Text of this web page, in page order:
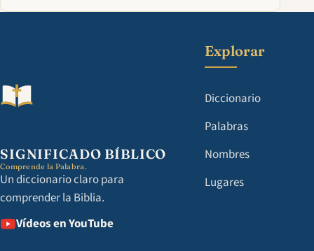
SIGNIFICADO BÍBLICO
Comprende la Palabra.
Un diccionario claro para
comprender la Biblia.
Vídeos en YouTube
Explorar
Diccionario
Palabras
Nombres
Lugares